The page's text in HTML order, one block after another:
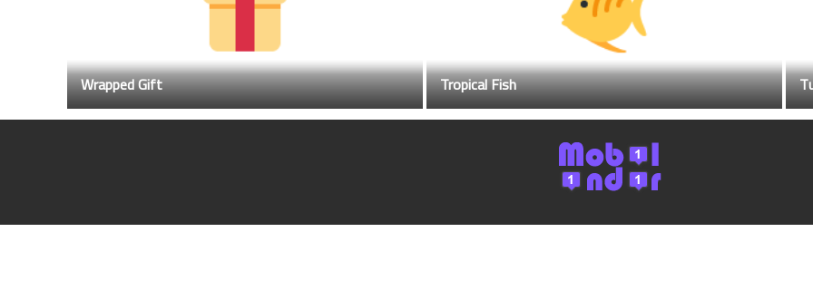
Wrapped Gift Tropical Fish